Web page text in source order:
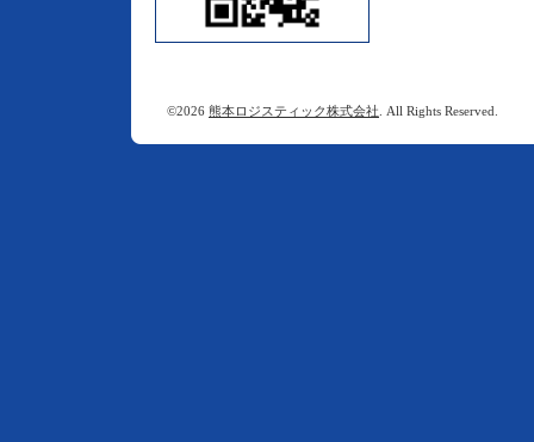
©2026 熊本ロジスティック株式会社 . All Rights Reserved.